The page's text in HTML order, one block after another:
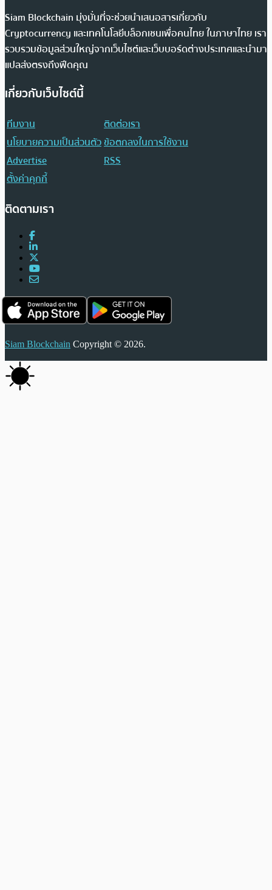
Siam Blockchain มุ่งมั่นที่จะช่วยนำเสนอสารเกี่ยวกับ
Cryptocurrency และเทคโนโลยีบล็อกเชนเพื่อคนไทย ในภาษาไทย เรา
รวบรวมข้อมูลส่วนใหญ่จากเว็บไซต์และเว็บบอร์ดต่างประเทศและนำมา
แปลส่งตรงถึงฟีดคุณ
เกี่ยวกับเว็บไซต์นี้
ทีมงาน
ติดต่อเรา
นโยบายความเป็นส่วนตัวข้อตกลงในการใช้งาน
Advertise
RSS
ตั้งค่าคุกกี้
ติดตามเรา
Siam Blockchain Copyright © 2026.